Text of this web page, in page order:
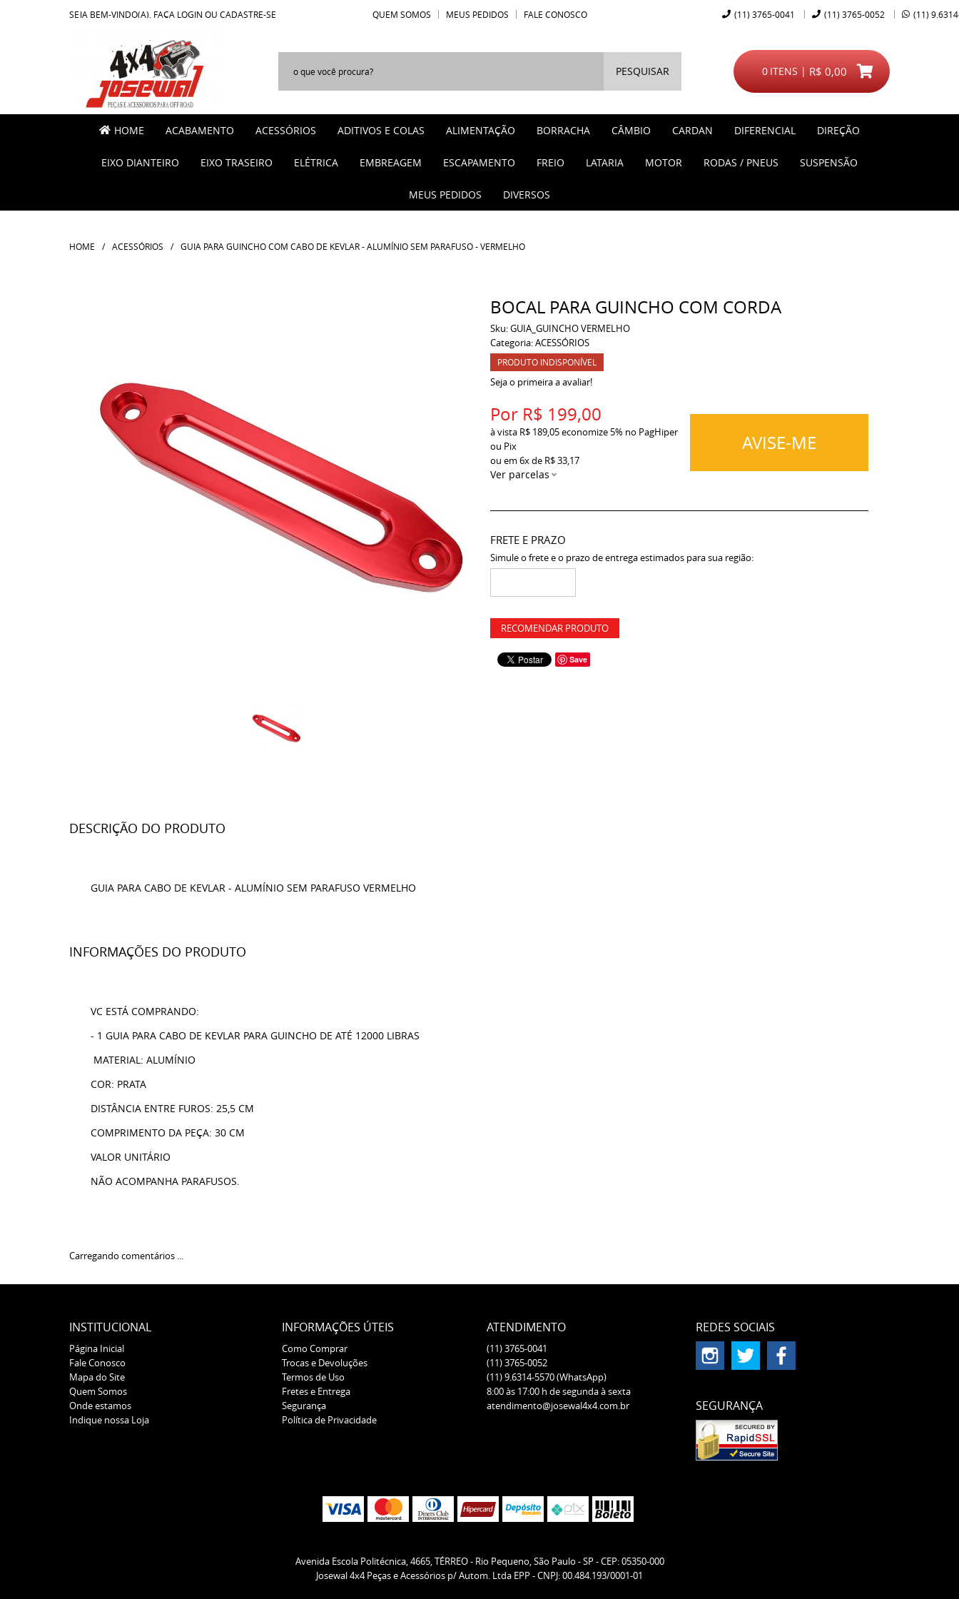
SEJA BEM-VINDO(A), FAÇA LOGIN OU CADASTRE-SE QUEM SOMOS MEUS PEDIDOS FALE CONOSCO (11) 3765-0041 (11) 3765-0052 (11)
PESQUISAR ITENS
0 R$ 0,00
HOME ACABAMENTO ACESSÓRIOS ADITIVOS E COLAS ALIMENTAÇÃO BORRACHA CÂMBIO CARDAN DIFERENCIAL DIREÇÃO
EIXO DIANTEIRO EIXO TRASEIRO ELÉTRICA EMBREAGEM ESCAPAMENTO FREIO LATARIA MOTOR RODAS / PNEUS SUSPENSÃO
MEUS PEDIDOS DIVERSOS
HOME ACESSÓRIOS GUIA PARA GUINCHO COM CABO DE KEVLAR - ALUMÍNIO SEM PARAFUSO - VERMELHO
BOCAL PARA GUINCHO COM CORDA
Sku:GUIA_GUINCHO VERMELHO
Categoria:ACESSÓRIOS
PRODUTO INDISPONÍVEL
Seja o primeira a avaliar!
Por R$ 199,00
à vista R$ 189,05economize 5% no PagHiper
ou Pix
ou em 6xde R$ 33,17
Ver parcelas
AVISE-ME
FRETE E PRAZO
Simule o frete e o prazo de entrega estimados para sua região:
RECOMENDAR PRODUTO
Save
DESCRIÇÃO DO PRODUTO
GUIA PARA CABO DE KEVLAR - ALUMÍNIO SEM PARAFUSO VERMELHO
INFORMAÇÕES DO PRODUTO
VC ESTÁ COMPRANDO:
- 1 GUIA PARA CABO DE KEVLAR PARA GUINCHO DE ATÉ 12000 LIBRAS
MATERIAL: ALUMÍNIO
COR: PRATA
DISTÂNCIA ENTRE FUROS: 25,5 CM
COMPRIMENTO DA PEÇA: 30 CM
VALOR UNITÁRIO
NÃO ACOMPANHA PARAFUSOS.
Carregando comentários ...
INSTITUCIONAL
Página Inicial
Fale Conosco
Mapa do Site
Quem Somos
Onde estamos
Indique nossa Loja
INFORMAÇÕES ÚTEIS
Como Comprar
Trocas e Devoluções
Termos de Uso
Fretes e Entrega
Segurança
Política de Privacidade
ATENDIMENTO
(11)3765-0041
(11)3765-0052
(11)9.6314-5570(WhatsApp)
8:00 às 17:00 h de segunda à sexta
atendimento@josewal4x4.com.br
REDES SOCIAIS
SEGURANÇA
Avenida Escola Politécnica, 4665, TÉRREO- Rio Pequeno, São Paulo -SP -CEP: 05350-000
Josewal 4x4 Peças e Acessórios p/ Autom. Ltda EPP - CNPJ: 00.484.193/0001-01